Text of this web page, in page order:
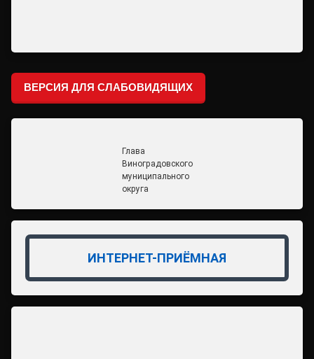
ВЕРСИЯ ДЛЯ СЛАБОВИДЯЩИХ
Глава
Виноградовского
муниципального
округа
ИНТЕРНЕТ-ПРИЁМНАЯ